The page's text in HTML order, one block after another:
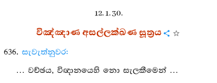
12. 1. 30.
විඤ්ඤාණ අසල්ලක්ඛණ සූත්‍රය
636. සැවැත්නුවර:
… වච්ඡය, විඥානයෙහි නො සැලකීමෙන් …